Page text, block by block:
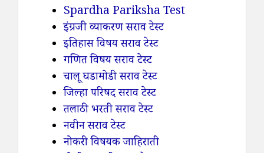
Spardha Pariksha Test
इंग्रजी व्याकरण सराव टेस्ट
इतिहास विषय सराव टेस्ट
गणित विषय सराव टेस्ट
चालू घडामोडी सराव टेस्ट
जिल्हा परिषद सराव टेस्ट
तलाठी भरती सराव टेस्ट
नवीन सराव टेस्ट
नोकरी विषयक जाहिराती